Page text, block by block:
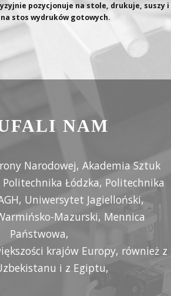
pozycjonuje na stole, drukuje, suszy i
na stos wydruków gotowych.
NAM
Narodowej, Akademia Sztuk
Łódzka, Politechnika
Uniwersytet Jagielloński,
Mazurski, Mennica
Państwowa,
krajów Europy, również z
i z Egiptu,